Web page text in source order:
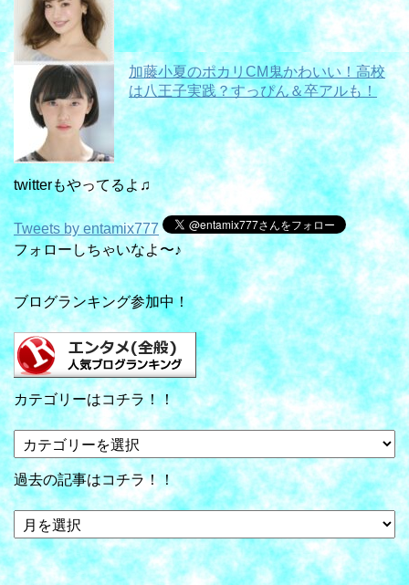
加藤小夏のポカリCM鬼かわいい！高校
は八王子実践？すっぴん＆卒アルも！
twitterもやってるよ♫
Tweets by entamix777
フォローしちゃいなよ〜♪
ブログランキング参加中！
カテゴリーはコチラ！！
カ
テ
ゴ
リ
ー
は
コ
チ
過去の記事はコチラ！！
過
去
の
記